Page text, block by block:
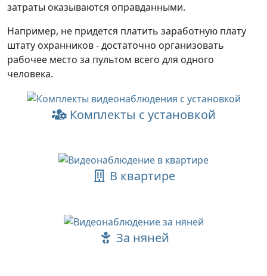
затраты оказываются оправданными.
Например, не придется платить заработную плату
штату охранников - достаточно организовать
рабочее место за пультом всего для одного
человека.
Комплекты с установкой
В квартире
За няней